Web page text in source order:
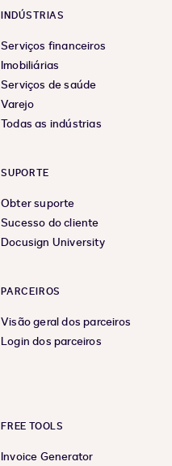
INDÚSTRIAS
Serviços financeiros
Imobiliárias
Serviços de saúde
Varejo
Todas as indústrias
SUPORTE
Obter suporte
Sucesso do cliente
Docusign University
PARCEIROS
Visão geral dos parceiros
Login dos parceiros
FREE TOOLS
Invoice Generator